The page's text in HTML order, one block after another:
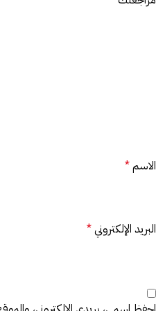
الاسم*
البريد الإلكتروني*